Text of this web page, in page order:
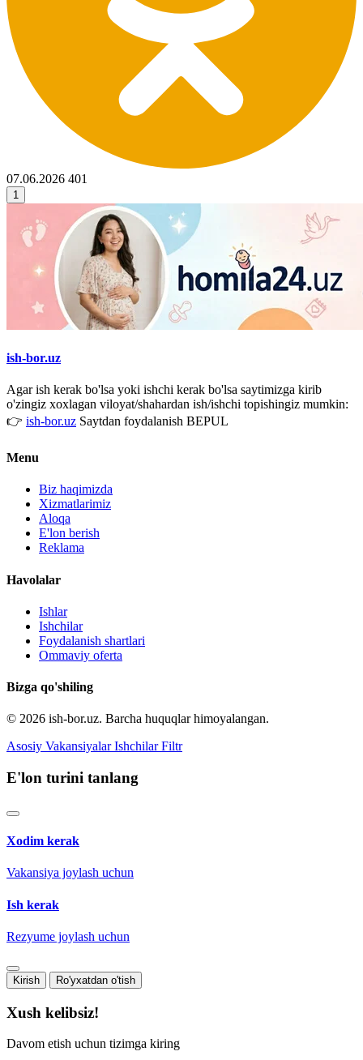
07.06.2026 401
1
ish-bor.uz
Agar ish kerak bo'lsa yoki ishchi kerak bo'lsa saytimizga kirib
o'zingiz xoxlagan viloyat/shahardan ish/ishchi topishingiz mumkin:
👉 ish-bor.uz Saytdan foydalanish BEPUL
Menu
Biz haqimizda
Xizmatlarimiz
Aloqa
E'lon berish
Reklama
Havolalar
Ishlar
Ishchilar
Foydalanish shartlari
Ommaviy oferta
Bizga qo'shiling
© 2026 ish-bor.uz. Barcha huquqlar himoyalangan.
Asosiy Vakansiyalar Ishchilar Filtr
E'lon turini tanlang
Xodim kerak
Vakansiya joylash uchun
Ish kerak
Rezyume joylash uchun
Kirish Ro'yxatdan o'tish
Xush kelibsiz!
Davom etish uchun tizimga kiring